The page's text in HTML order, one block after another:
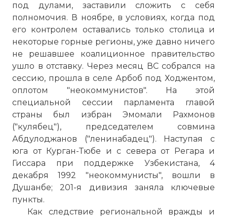
под дулами, заставили сложить с себя
полномочия. В ноябре, в условиях, когда под
его контролем оставались только столица и
некоторые горные регионы, уже давно ничего
не решавшее коалиционное правительство
ушло в отставку. Через месяц ВС собрался на
сессию, прошла в селе Арбоб под Ходжентом,
оплотом "неокоммунистов". На этой
специальной сессии парламента главой
страны был избран Эмомали Рахмонов
("кулябец"), председателем совмина
Абдулоджанов ("ленинабадец"). Наступая с
юга от Курган-Тюбе и с севера от Регара и
Гиссара при поддержке Узбекистана, 4
декабря 1992 "неокоммунисты", вошли в
Душанбе; 201-я дивизия заняла ключевые
пункты.
Как следствие региональной вражды и
☓